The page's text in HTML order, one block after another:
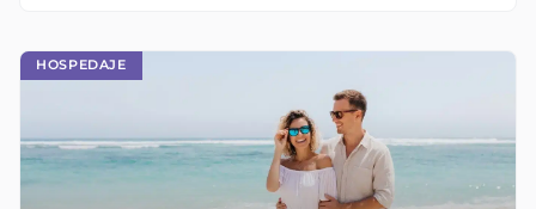
HOSPEDAJE